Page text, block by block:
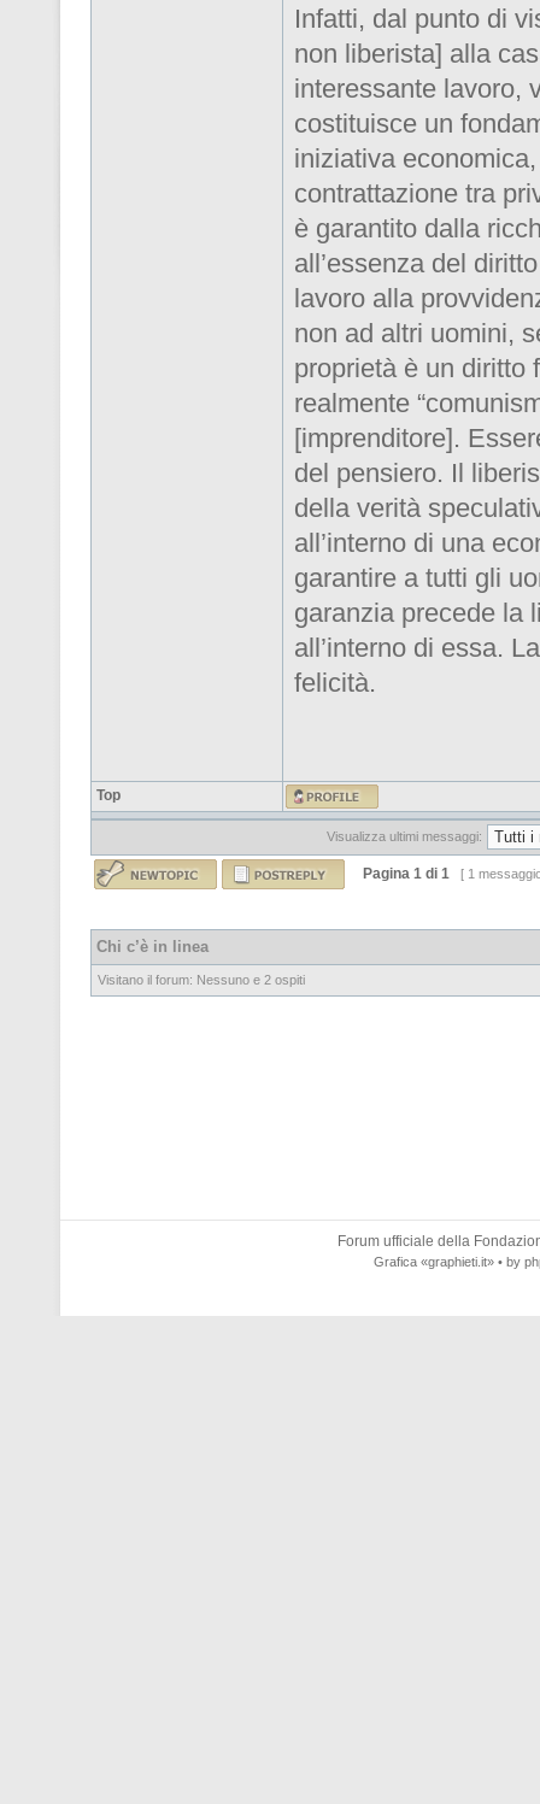
Infatti, dal punto di
non liberista] alla
interessante lavoro,
costituisce un
iniziativa
contrattazione tra
è garantito dalla
all’essenza del
lavoro alla
non ad altri uomini,
proprietà è un diritto
realmente
[imprenditore].
del pensiero. Il
della verità
all’interno di una
garantire a tutti gli
garanzia precede la
all’interno di essa.
felicità.
Top
Visualizza ultimi messaggi:
Pagina 1 di 1 [ 1
Chi c’è in linea
Visitano il forum: Nessuno e 2 ospiti
Forum ufficiale della
Grafica «graphieti.it» • by